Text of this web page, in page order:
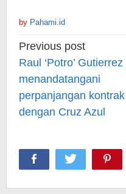
by Pahami.id
Post
navigation
Previous post
Raul ‘Potro’ Gutierrez
menandatangani
perpanjangan kontrak
dengan Cruz Azul